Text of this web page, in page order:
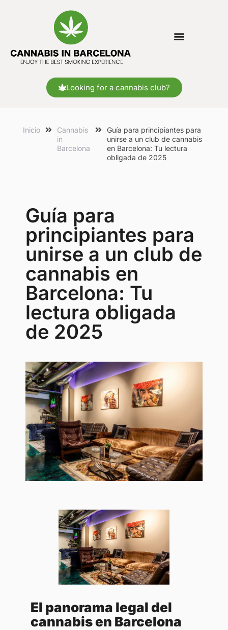
Looking for a cannabis club?
Inicio
Cannabis
in
Barcelona
Guía para principiantes para
unirse a un club de cannabis
en Barcelona: Tu lectura
obligada de 2025
Guía para
principiantes para
unirse a un club de
cannabis en
Barcelona: Tu
lectura obligada
de 2025
El panorama legal del
cannabis en Barcelona